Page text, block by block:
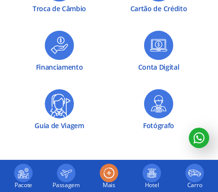
Troca de Câmbio Cartão de Crédito
Financiamento Conta Digital
Guia de Viagem Fotógrafo
Pacote Passagem Hotel Carro
Mais